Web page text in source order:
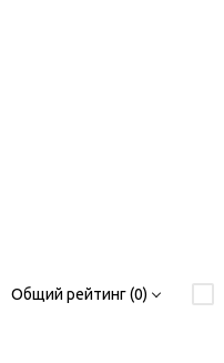
Общий рейтинг (0)